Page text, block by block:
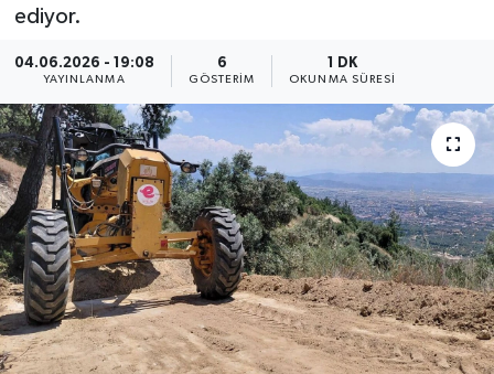
ediyor.
04.06.2026 - 19:08
YAYINLANMA
6
GÖSTERIM
1 DK
OKUNMA SÜRESI